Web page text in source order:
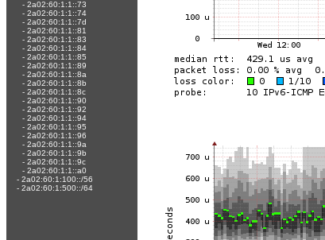
- 2a02:60:1:1::73
- 2a02:60:1:1::74
- 2a02:60:1:1::7d
- 2a02:60:1:1::81
- 2a02:60:1:1::83
- 2a02:60:1:1::84
- 2a02:60:1:1::85
- 2a02:60:1:1::89
- 2a02:60:1:1::8a
- 2a02:60:1:1::8b
- 2a02:60:1:1::8c
- 2a02:60:1:1::90
- 2a02:60:1:1::92
- 2a02:60:1:1::94
- 2a02:60:1:1::95
- 2a02:60:1:1::96
- 2a02:60:1:1::9a
- 2a02:60:1:1::9b
- 2a02:60:1:1::9c
- 2a02:60:1:1::a0
- 2a02:60:1:100::/56
- 2a02:60:1:500::/64